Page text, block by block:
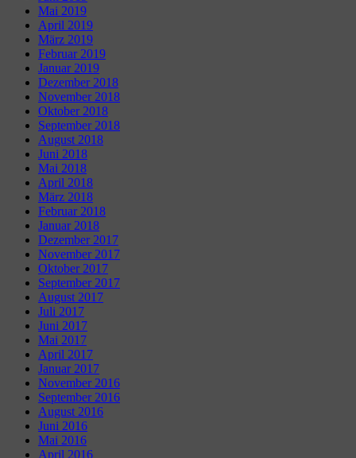
Mai 2019
April 2019
März 2019
Februar 2019
Januar 2019
Dezember 2018
November 2018
Oktober 2018
September 2018
August 2018
Juni 2018
Mai 2018
April 2018
März 2018
Februar 2018
Januar 2018
Dezember 2017
November 2017
Oktober 2017
September 2017
August 2017
Juli 2017
Juni 2017
Mai 2017
April 2017
Januar 2017
November 2016
September 2016
August 2016
Juni 2016
Mai 2016
April 2016